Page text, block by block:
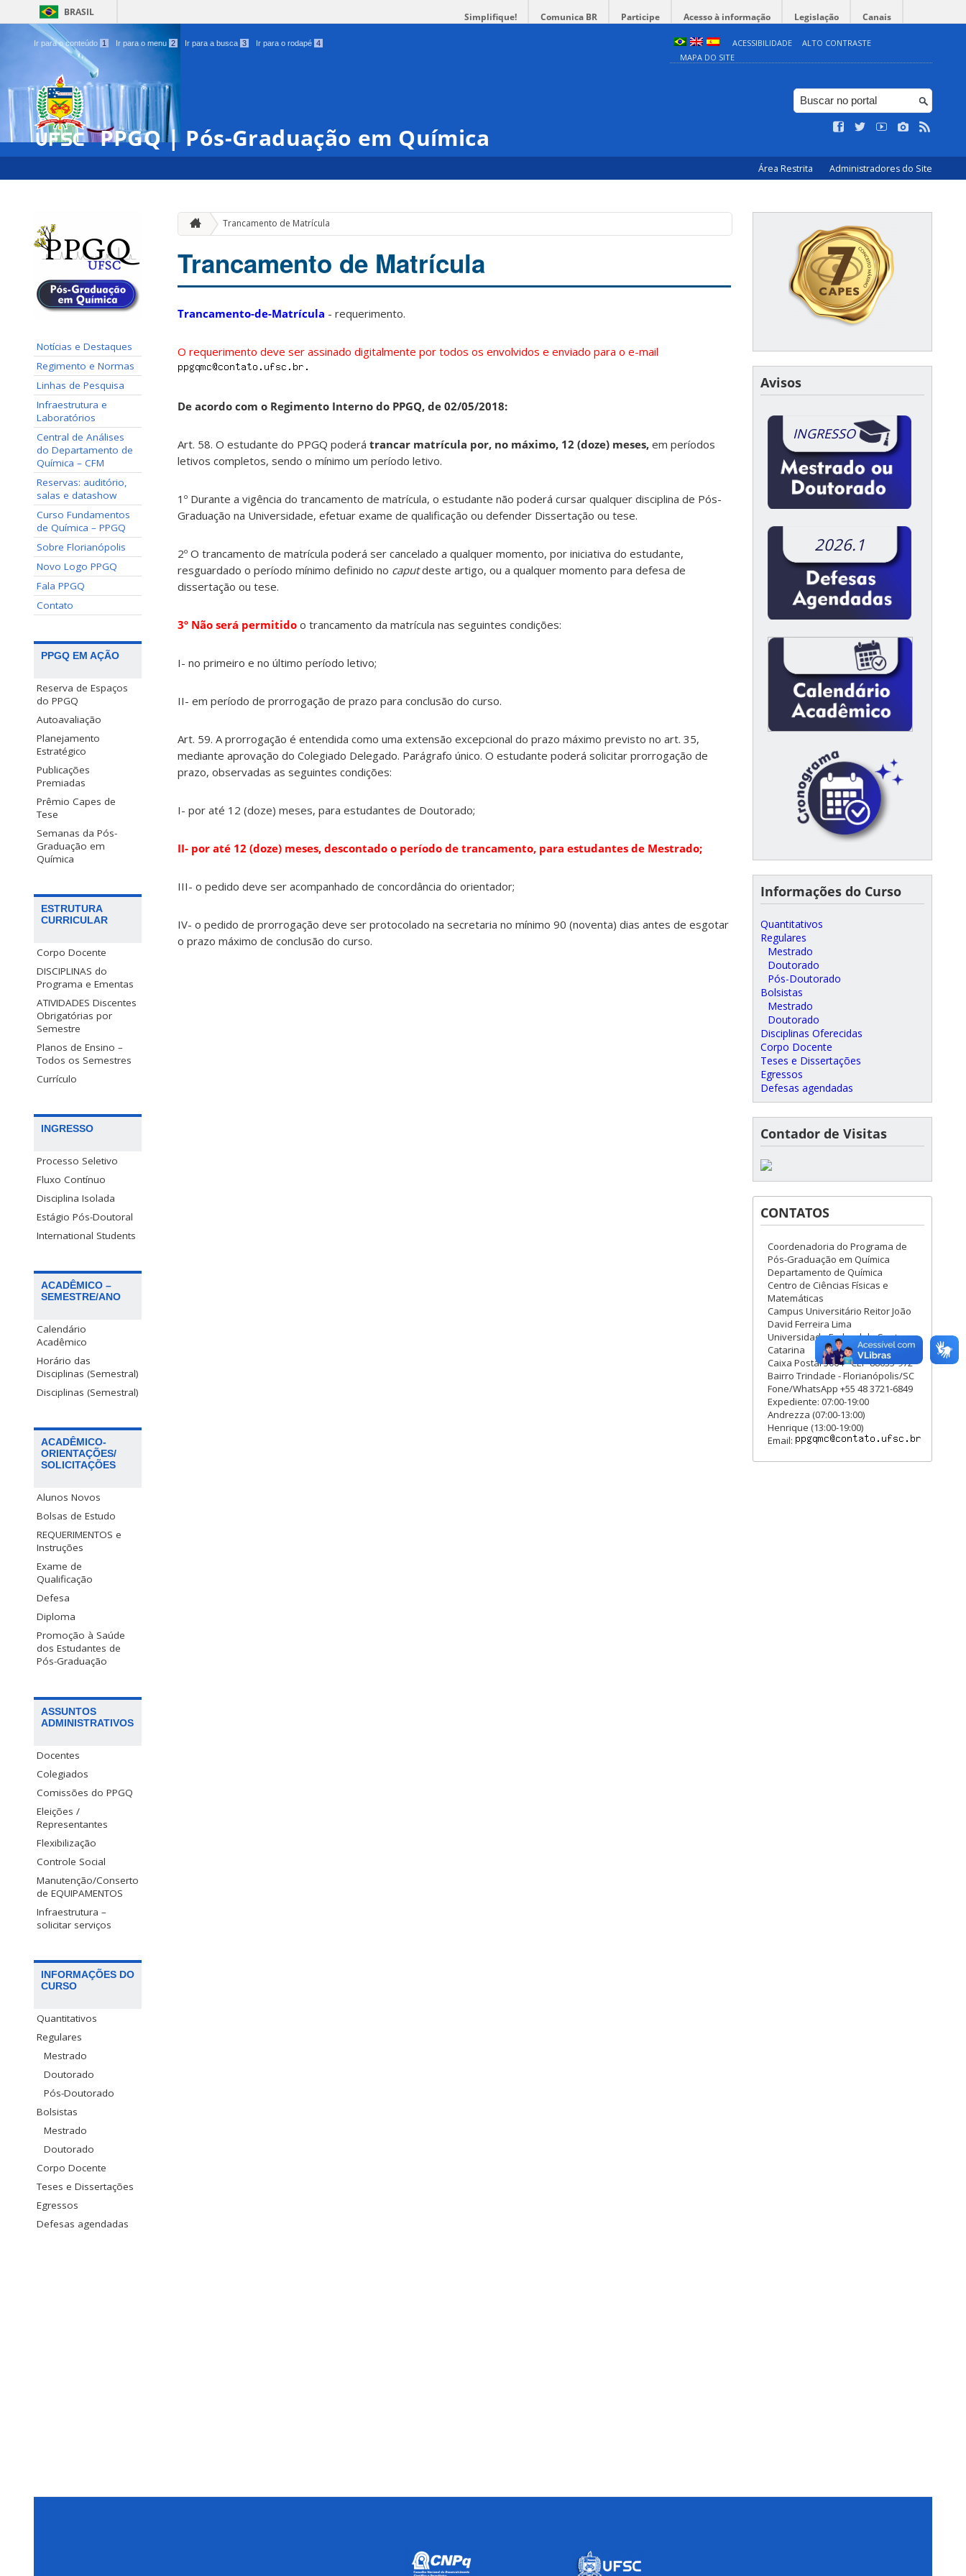
BRASIL Simplifique! Comunica BR Participe Acesso à informação Legislação Canais
Ir para o conteúdo 1 Ir para o menu 2 Ir para a busca 3 Ir para o rodapé 4 ACESSIBILIDADE
ALTO CONTRASTE
MAPA DO SITE
PPGQ | Pós-Graduação em Química
Área Restrita Administradores do Site
Notícias e Destaques
Regimento e Normas
Linhas de Pesquisa
Infraestrutura e
Laboratórios
Central de Análises
do Departamento de
Química – CFM
Reservas: auditório,
salas e datashow
Curso Fundamentos
de Química – PPGQ
Sobre Florianópolis
Novo Logo PPGQ
Fala PPGQ
Contato
PPGQ EM AÇÃO
Reserva de Espaços
do PPGQ
Autoavaliação
Planejamento
Estratégico
Publicações
Premiadas
Prêmio Capes de
Tese
Semanas da Pós-
Graduação em
Química
ESTRUTURA
CURRICULAR
Corpo Docente
DISCIPLINAS do
Programa e Ementas
ATIVIDADES Discentes
Obrigatórias por
Semestre
Planos de Ensino –
Todos os Semestres
Currículo
INGRESSO
Processo Seletivo
Fluxo Contínuo
Disciplina Isolada
Estágio Pós-Doutoral
International Students
ACADÊMICO –
SEMESTRE/ANO
Calendário
Acadêmico
Horário das
Disciplinas (Semestral)
Disciplinas (Semestral)
ACADÊMICO-
ORIENTAÇÕES/
SOLICITAÇÕES
Alunos Novos
Bolsas de Estudo
REQUERIMENTOS e
Instruções
Exame de
Qualificação
Defesa
Diploma
Promoção à Saúde
dos Estudantes de
Pós-Graduação
ASSUNTOS
ADMINISTRATIVOS
Docentes
Colegiados
Comissões do PPGQ
Eleições /
Representantes
Flexibilização
Controle Social
Manutenção/Conserto
de EQUIPAMENTOS
Infraestrutura –
solicitar serviços
INFORMAÇÕES DO
CURSO
Quantitativos
Regulares
Mestrado
Doutorado
Pós-Doutorado
Bolsistas
Mestrado
Doutorado
Corpo Docente
Teses e Dissertações
Egressos
Defesas agendadas
Trancamento de Matrícula
Trancamento de Matrícula
Trancamento-de-Matrícula - requerimento.
O requerimento deve ser assinado digitalmente por todos os envolvidos e enviado para o e-mail
De acordo com o Regimento Interno do PPGQ, de 02/05/2018:
Art. 58. O estudante do PPGQ poderá trancar matrícula por, no máximo, 12 (doze) meses, em períodos
letivos completos, sendo o mínimo um período letivo.
1º Durante a vigência do trancamento de matrícula, o estudante não poderá cursar qualquer disciplina de Pós-
Graduação na Universidade, efetuar exame de qualificação ou defender Dissertação ou tese.
2º O trancamento de matrícula poderá ser cancelado a qualquer momento, por iniciativa do estudante,
resguardado o período mínimo definido no caputdeste artigo, ou a qualquer momento para defesa de
dissertação ou tese.
3º Não será permitido o trancamento da matrícula nas seguintes condições:
I- no primeiro e no último período letivo;
II- em período de prorrogação de prazo para conclusão do curso.
Art. 59. A prorrogação é entendida como uma extensão excepcional do prazo máximo previsto no art. 35,
mediante aprovação do Colegiado Delegado. Parágrafo único. O estudante poderá solicitar prorrogação de
prazo, observadas as seguintes condições:
I- por até 12 (doze) meses, para estudantes de Doutorado;
II- por até 12 (doze) meses, descontado o período de trancamento, para estudantes de Mestrado;
III- o pedido deve ser acompanhado de concordância do orientador;
IV- o pedido de prorrogação deve ser protocolado na secretaria no mínimo 90 (noventa) dias antes de esgotar
o prazo máximo de conclusão do curso.
Avisos
INGRESSO
2026.1
Informações do Curso
Quantitativos
Regulares
Mestrado
Doutorado
Pós-Doutorado
Bolsistas
Mestrado
Doutorado
Disciplinas Oferecidas
Corpo Docente
Teses e Dissertações
Egressos
Defesas agendadas
Contador de Visitas
CONTATOS
Coordenadoria do Programa de
Pós-Graduação em Química
Departamento de Química
Centro de Ciências Físicas e
Matemáticas
Campus Universitário Reitor João
David Ferreira Lima
Universidade Federal de Santa
Catarina
Caixa Postal 5064 - CEP 88035-972
Bairro Trindade - Florianópolis/SC
Fone/WhatsApp +55 48 3721-6849
Expediente: 07:00-19:00
Andrezza (07:00-13:00)
Henrique (13:00-19:00)
Email: